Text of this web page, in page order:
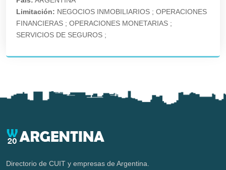
Limitación: NEGOCIOS INMOBILIARIOS ; OPERACIONES
FINANCIERAS ; OPERACIONES MONETARIAS ;
SERVICIOS DE SEGUROS ;
Directorio de CUIT y empresas de Argentina.